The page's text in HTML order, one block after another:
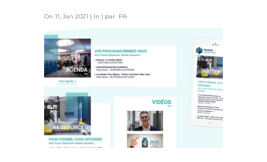
On 11, Jan 2021 | In | par PA